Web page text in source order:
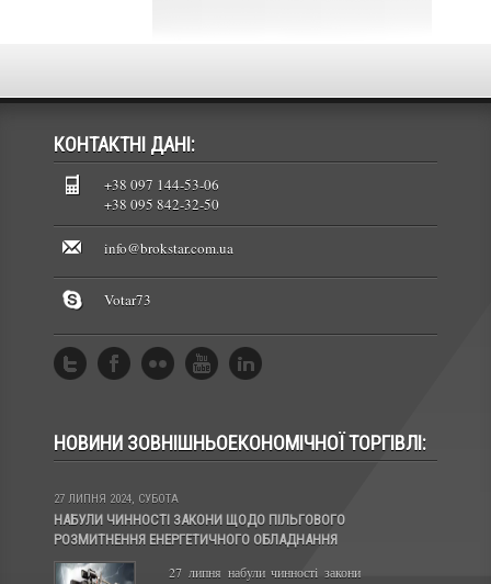
КОНТАКТНІ ДАНІ:
+38 097 144-53-06
+38 095 842-32-50
info@brokstar.com.ua
Votar73
НОВИНИ ЗОВНІШНЬОЕКОНОМІЧНОЇ ТОРГІВЛІ:
27 ЛИПНЯ 2024, СУБОТА
НАБУЛИ ЧИННОСТІ ЗАКОНИ ЩОДО ПІЛЬГОВОГО
РОЗМИТНЕННЯ ЕНЕРГЕТИЧНОГО ОБЛАДНАННЯ
27 липня набули чинності закони